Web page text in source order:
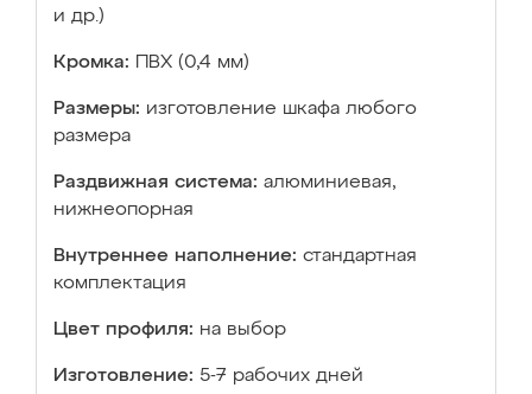
и др.)
Кромка: ПВХ (0,4 мм)
Размеры: изготовление шкафа любого
размера
Раздвижная система: алюминиевая,
нижнеопорная
Внутреннее наполнение: стандартная
комплектация
Цвет профиля: на выбор
Изготовление: 5-7 рабочих дней